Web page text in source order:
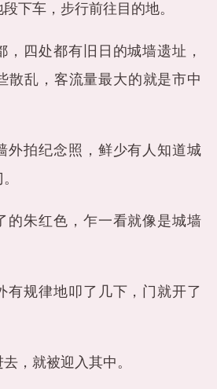
下车，步行前往目的地。
，四处都有旧日的城墙遗址，
散乱，客流量最大的就是市中
外拍纪念照，鲜少有人知道城
的朱红色，乍一看就像是城墙
有规律地叩了几下，门就开了
，就被迎入其中。